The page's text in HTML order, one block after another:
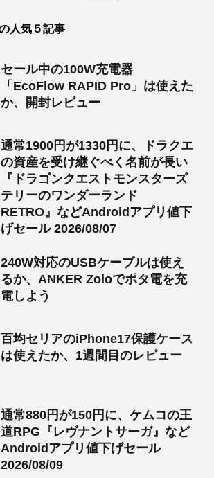
人気５記事
セール中の100W充電器
「EcoFlow RAPID Pro」は使えた
か、開封レビュー
通常1900円が1330円に、ドラクエ
の資産を受け継ぐべく名前が長い
『ドラゴンクエストモンスターズ
テリーのワンダーランド
RETRO』などAndroidアプリ値下
げセール 2026/08/07
240W対応のUSBケーブルは使え
るか、ANKER Zoloでポタ電を充
電しよう
百均セリアのiPhone17保護ケース
は使えたか、1週間目のレビュー
通常880円が150円に、ケムコの王
道RPG『レヴナントサーガ』など
Androidアプリ値下げセール
2026/08/09